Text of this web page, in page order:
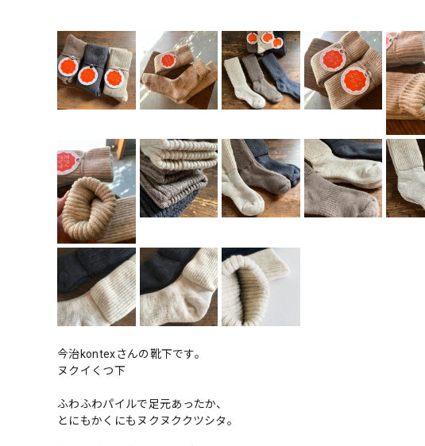
今治kontexさんの靴下です。
ヌクイくつ下
ふわふわパイルで足元あったか、
とにもかくにもヌクヌククツシタ。